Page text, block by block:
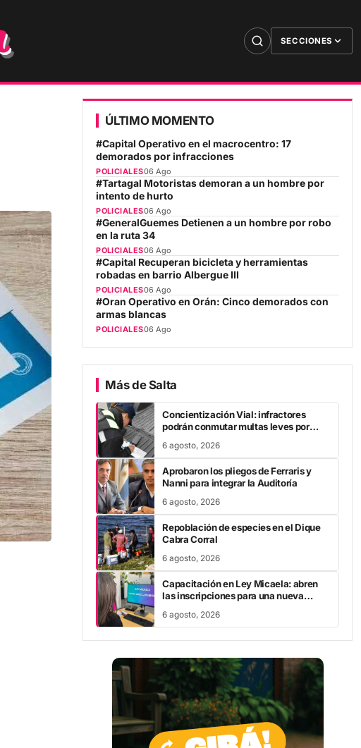
SECCIONES
ÚLTIMO MOMENTO
#Capital Operativo en el macrocentro: 17
demorados por infracciones
POLICIALES06 Ago
#Tartagal Motoristas demoran a un hombre por
intento de hurto
POLICIALES06 Ago
#GeneralGuemes Detienen a un hombre por robo
en la ruta 34
POLICIALES06 Ago
#Capital Recuperan bicicleta y herramientas
robadas en barrio Albergue III
POLICIALES06 Ago
#Oran Operativo en Orán: Cinco demorados con
armas blancas
POLICIALES06 Ago
Más de Salta
Concientización Vial: infractores
podrán conmutar multas leves por
6 agosto, 2026
Aprobaron los pliegos de Ferraris y
Nanni para integrar la Auditoría
6 agosto, 2026
Repoblación de especies en el Dique
Cabra Corral
6 agosto, 2026
Capacitación en Ley Micaela: abren
las inscripciones para una nueva
6 agosto, 2026